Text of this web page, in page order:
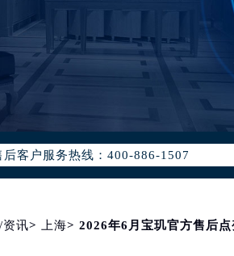
务网络优化升级公告
后客户服务热线：400-886-1507
886-1507，服务覆盖中国大陆、
最新网点地址：
方广场写字楼W3座6层602室（需提前
资讯> 上海> 2026年6月宝玑官方售后点